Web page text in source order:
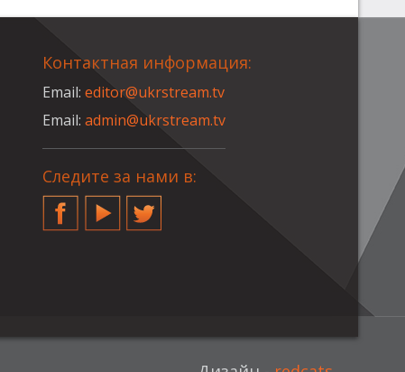
Контактная информация:
Email:editor@ukrstream.tv
Email:admin@ukrstream.tv
Следите за нами в:
FacebookYouTubeTwitter